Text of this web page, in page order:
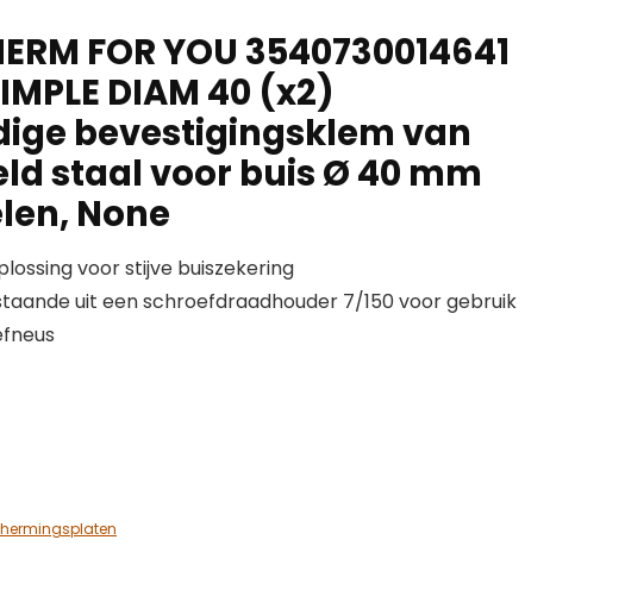
FOR YOU 3540730014641
DIAM 40 (x2)
bevestigingsklem van
staal voor buis Ø 40 mm
None
voor stijve buiszekering
uit een schroefdraadhouder 7/150 voor gebruik